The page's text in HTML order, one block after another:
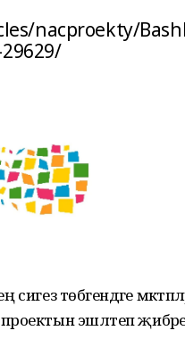
nacproekty/
төбәгендәге
эшләтеп